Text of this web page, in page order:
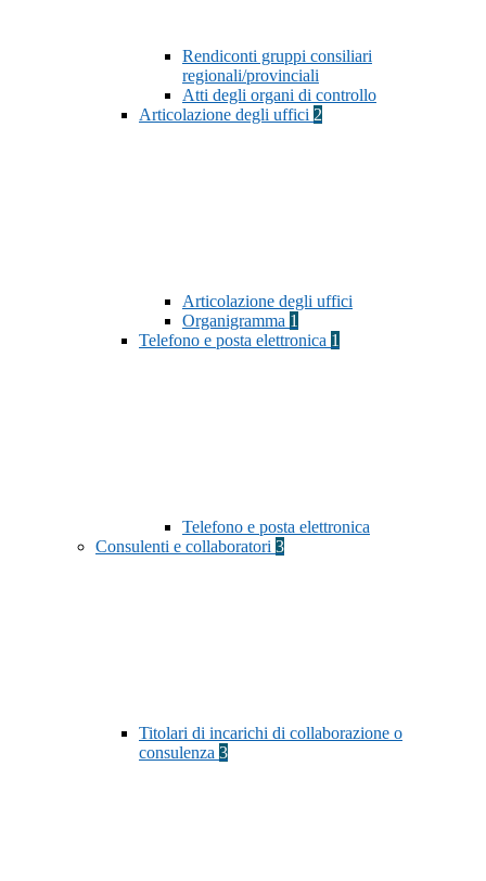
Rendiconti gruppi consiliari
regionali/provinciali
Atti degli organi di controllo
Articolazione degli uffici 2
Articolazione degli uffici
Organigramma 1
Telefono e posta elettronica 1
Telefono e posta elettronica
Consulenti e collaboratori 3
Titolari di incarichi di collaborazione o
consulenza 3